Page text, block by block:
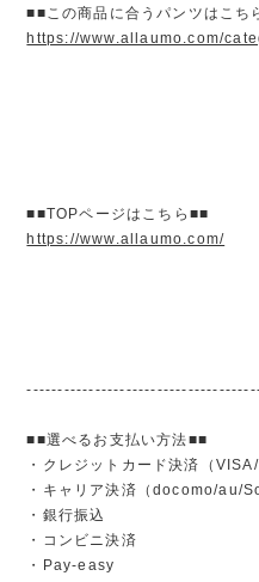
■■この商品に合うパンツはこち
https://www.allaumo.com/
■■TOPページはこちら■■
https://www.allaumo.com/
■■選べるお支払い方法■■
・クレジットカード決済（
・キャリア決済（docomo/au/
・銀行振込
・コンビニ決済
・Pay-easy